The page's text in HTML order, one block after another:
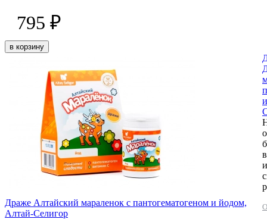
795 ₽
в корзину
Драже Алтайский мараленок с пантогематогеном и йодом,
Алтай-Селигор